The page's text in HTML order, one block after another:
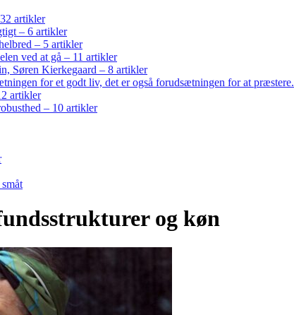
artikler
– 6 artikler
– 5 artikler
ved at gå – 11 artikler
Søren Kierkegaard – 8 artikler
for et godt liv, det er også forudsætningen for at præstere.
artikler
– 10 artikler
og køn